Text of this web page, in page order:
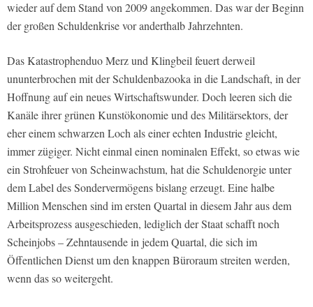
wieder auf dem Stand von 2009 angekommen. Das war der Beginn
der großen Schuldenkrise vor anderthalb Jahrzehnten.
Das Katastrophenduo Merz und Klingbeil feuert derweil
ununterbrochen mit der Schuldenbazooka in die Landschaft, in der
Hoffnung auf ein neues Wirtschaftswunder. Doch leeren sich die
Kanäle ihrer grünen Kunstökonomie und des Militärsektors, der
eher einem schwarzen Loch als einer echten Industrie gleicht,
immer zügiger. Nicht einmal einen nominalen Effekt, so etwas wie
ein Strohfeuer von Scheinwachstum, hat die Schuldenorgie unter
dem Label des Sondervermögens bislang erzeugt. Eine halbe
Million Menschen sind im ersten Quartal in diesem Jahr aus dem
Arbeitsprozess ausgeschieden, lediglich der Staat schafft noch
Scheinjobs – Zehntausende in jedem Quartal, die sich im
Öffentlichen Dienst um den knappen Büroraum streiten werden,
wenn das so weitergeht.